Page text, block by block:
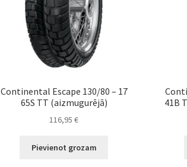
Continental Escape 130/80 – 17
65S TT (aizmugurējā)
116,95€
Pievienot grozam
41B